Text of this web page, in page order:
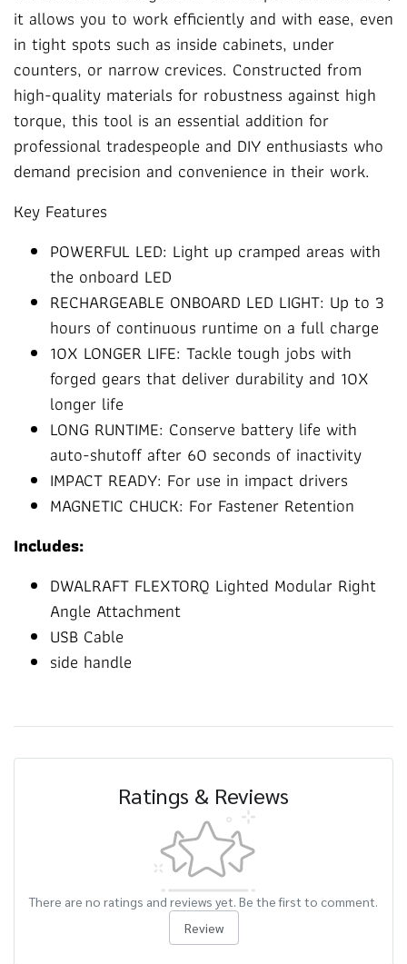
it allows you to work efficiently and with ease, even
in tight spots such as inside cabinets, under
counters, or narrow crevices. Constructed from
high-quality materials for robustness against high
torque, this tool is an essential addition for
professional tradespeople and DIY enthusiasts who
demand precision and convenience in their work.
Key Features
POWERFUL LED: Light up cramped areas with
the onboard LED
RECHARGEABLE ONBOARD LED LIGHT: Up to 3
hours of continuous runtime on a full charge
10X LONGER LIFE: Tackle tough jobs with
forged gears that deliver durability and 10X
longer life
LONG RUNTIME: Conserve battery life with
auto-shutoff after 60 seconds of inactivity
IMPACT READY: For use in impact drivers
MAGNETIC CHUCK: For Fastener Retention
Includes:
DWALRAFT FLEXTORQ Lighted Modular Right
Angle Attachment
USB Cable
side handle
Ratings & Reviews
There are no ratings and reviews yet. Be the first to comment.
Review